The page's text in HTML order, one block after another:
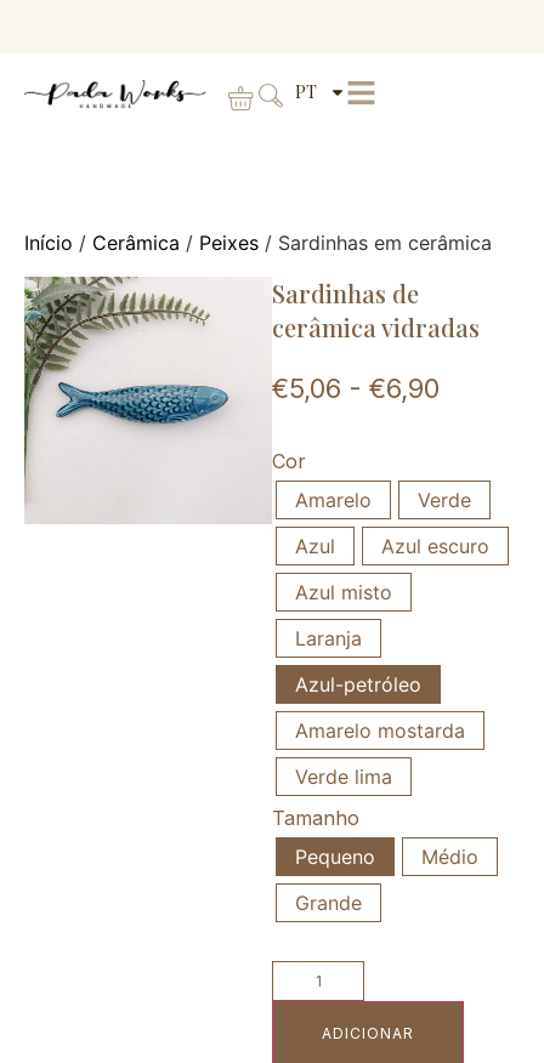
PT
Início / Cerâmica / Peixes / Sardinhas em cerâmica
Sardinhas de
cerâmica vidradas
€5,06 - €6,90
Cor
Amarelo
Verde
Azul
Azul escuro
Azul misto
Laranja
Azul-petróleo
Amarelo mostarda
Verde lima
Tamanho
Pequeno
Médio
Grande
ADICIONAR